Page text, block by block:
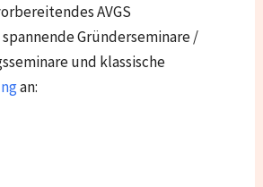
AVGS
Gründerseminare /
und klassische
an: